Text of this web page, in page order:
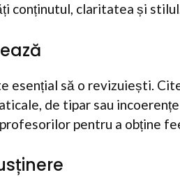
conținutul, claritatea și
esențial să o revizuiești.
de tipar sau
pentru a obține